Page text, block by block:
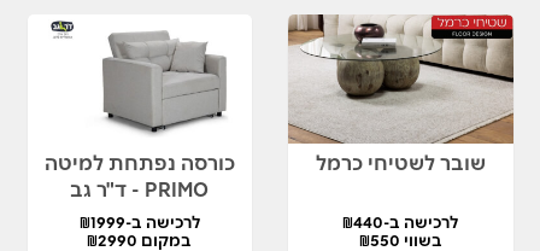
שובר לשטיחי כרמל
לרכישה ב-₪440
בשווי ₪550
כורסה נפתחת למיטה
PRIMO - ד"ר גב
לרכישה ב-₪1999
במקום ₪2990